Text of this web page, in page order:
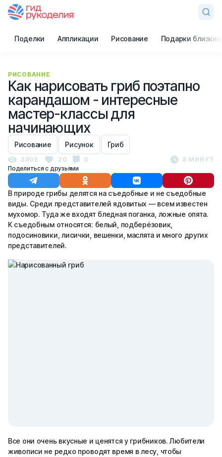
Поделки Аппликации Рисование Подарки близким
РИСОВАНИЕ
Как нарисовать гриб поэтапно
карандашом - интересные
мастер-классы для
начинающих
Рисование Рисунок Гриб
2805 20 0
8 МИНУТ
Поделиться с друзьями
В природе грибы делятся на съедобные и не съедобные
виды. Среди представителей ядовитых — всем известен
мухомор. Туда же входят бледная поганка, ложные опята.
К съедобным относятся: белый, подберёзовик,
подосиновики, лисички, вешенки, маслята и много других
представителей.
Все они очень вкусные и ценятся у грибников. Любители
живописи не редко проводят время в лесу, чтобы